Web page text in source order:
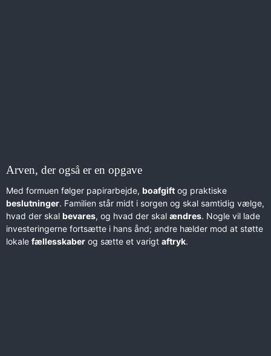
Arven, der også er en opgave
Med formuen følger papirarbejde, boafgift og praktiske
beslutninger. Familien står midt i sorgen og skal samtidig vælge,
hvad der skal bevares, og hvad der skal ændres. Nogle vil lade
investeringerne fortsætte i hans ånd; andre hælder mod at støtte
lokale fællesskaber og sætte et varigt aftryk.